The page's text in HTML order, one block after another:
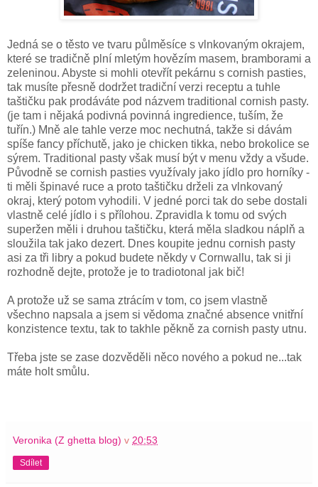
Jedná se o těsto ve tvaru půlměsíce s vlnkovaným okrajem,
které se tradičně plní mletým hovězím masem, bramborami a
zeleninou. Abyste si mohli otevřít pekárnu s cornish pasties,
tak musíte přesně dodržet tradiční verzi receptu a tuhle
taštičku pak prodáváte pod názvem traditional cornish pasty.
(je tam i nějaká podivná povinná ingredience, tuším, že
tuřín.) Mně ale tahle verze moc nechutná, takže si dávám
spíše fancy příchutě, jako je chicken tikka, nebo brokolice se
sýrem. Traditional pasty však musí být v menu vždy a všude.
Původně se cornish pasties využívaly jako jídlo pro horníky -
ti měli špinavé ruce a proto taštičku drželi za vlnkovaný
okraj, který potom vyhodili. V jedné porci tak do sebe dostali
vlastně celé jídlo i s přílohou. Zpravidla k tomu od svých
superžen měli i druhou taštičku, která měla sladkou náplň a
sloužila tak jako dezert. Dnes koupite jednu cornish pasty
asi za tři libry a pokud budete někdy v Cornwallu, tak si ji
rozhodně dejte, protože je to tradiotonal jak bič!
A protože už se sama ztrácím v tom, co jsem vlastně
všechno napsala a jsem si vědoma značné absence vnitřní
konzistence textu, tak to takhle pěkně za cornish pasty utnu.
Třeba jste se zase dozvěděli něco nového a pokud ne...tak
máte holt smůlu.
Veronika (Z ghetta blog) v 20:53
Sdílet